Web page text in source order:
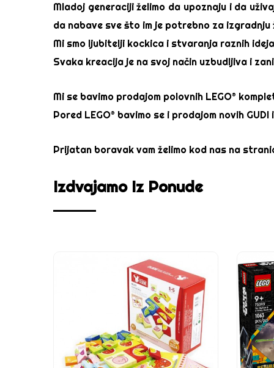
Mladoj generaciji želimo da upoznaju i da
da nabave sve što im je potrebno za izgradnju
Mi smo ljubitelji kockica i stvaranja raznih
Svaka kreacija je na svoj način uzbudljiva i
Mi se bavimo prodajom polovnih LEGO®
Pored LEGO® bavimo se i prodajom novih
Prijatan boravak vam želimo kod nas na
Izdvajamo Iz Ponude